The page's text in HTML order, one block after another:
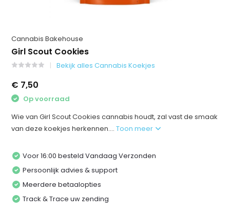
Cannabis Bakehouse
Girl Scout Cookies
Bekijk alles Cannabis Koekjes
€ 7,50
Op voorraad
Wie van Girl Scout Cookies cannabis houdt, zal vast de smaak
van deze koekjes herkennen....Toon meer
Voor 16:00 besteld Vandaag Verzonden
Persoonlijk advies & support
Meerdere betaalopties
Track & Trace uw zending